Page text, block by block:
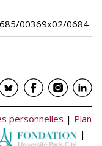
00369x02/0684
personnelles | Plan
|